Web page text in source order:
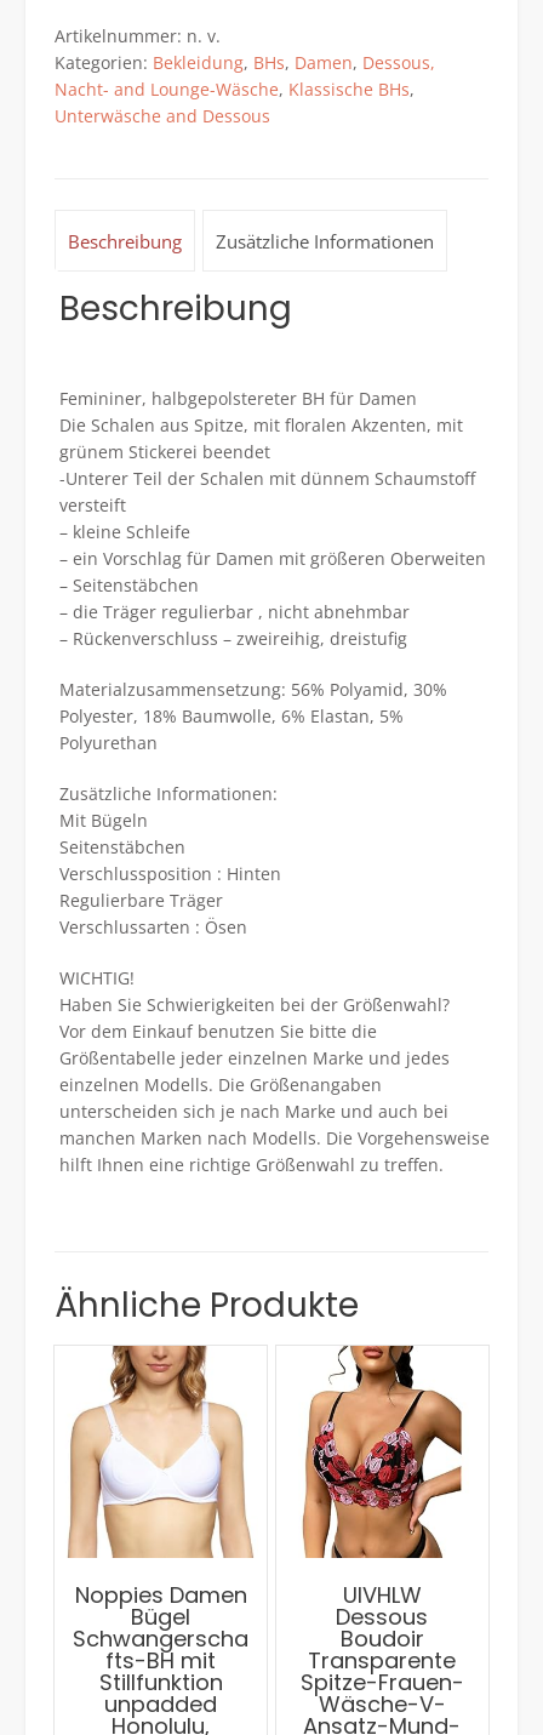
Schliefe
Träger
Stickerei
Geblümt
Artikelnummer: n. v.
Kategorien: Bekleidung, BHs, Damen, Dessous,
Nacht- and Lounge-Wäsche, Klassische BHs,
Unterwäsche and Dessous
Beschreibung Zusätzliche Informationen
Beschreibung
Femininer, halbgepolstereter BH für Damen
Die Schalen aus Spitze, mit floralen Akzenten, mit
grünem Stickerei beendet
-Unterer Teil der Schalen mit dünnem Schaumstoff
versteift
– kleine Schleife
– ein Vorschlag für Damen mit größeren Oberweiten
– Seitenstäbchen
– die Träger regulierbar , nicht abnehmbar
– Rückenverschluss – zweireihig, dreistufig
Materialzusammensetzung: 56% Polyamid, 30%
Polyester, 18% Baumwolle, 6% Elastan, 5%
Polyurethan
Zusätzliche Informationen:
Mit Bügeln
Seitenstäbchen
Verschlussposition : Hinten
Regulierbare Träger
Verschlussarten : Ösen
WICHTIG!
Haben Sie Schwierigkeiten bei der Größenwahl?
Vor dem Einkauf benutzen Sie bitte die
Größentabelle jeder einzelnen Marke und jedes
einzelnen Modells. Die Größenangaben
unterscheiden sich je nach Marke und auch bei
manchen Marken nach Modells. Die Vorgehensweise
hilft Ihnen eine richtige Größenwahl zu treffen.
Ähnliche Produkte
Noppies Damen
Bügel
Schwangerscha
fts-BH mit
Stillfunktion
unpadded
Honolulu,
UIVHLW
Dessous
Boudoir
Transparente
Spitze-Frauen-
Wäsche-V-
Ansatz-Mund-